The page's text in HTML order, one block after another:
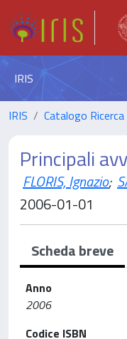
IRIS
IRIS Catalogo Ricerca
Principali
FLORIS, Ignazio;
2006-01-01
Scheda breve
Anno
2006
Codice ISBN